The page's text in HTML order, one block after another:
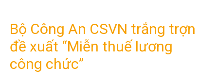
Bộ Công An CSVN trắng trợn
đề xuất “Miễn thuế lương
công chức”